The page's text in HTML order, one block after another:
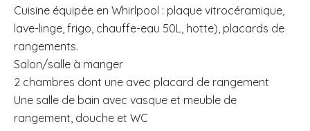
Cuisine équipée en Whirlpool : plaque vitrocéramique,
lave-linge, frigo, chauffe-eau 50L, hotte), placards de
rangements.
Salon/salle à manger
2 chambres dont une avec placard de rangement
Une salle de bain avec vasque et meuble de
rangement, douche et WC